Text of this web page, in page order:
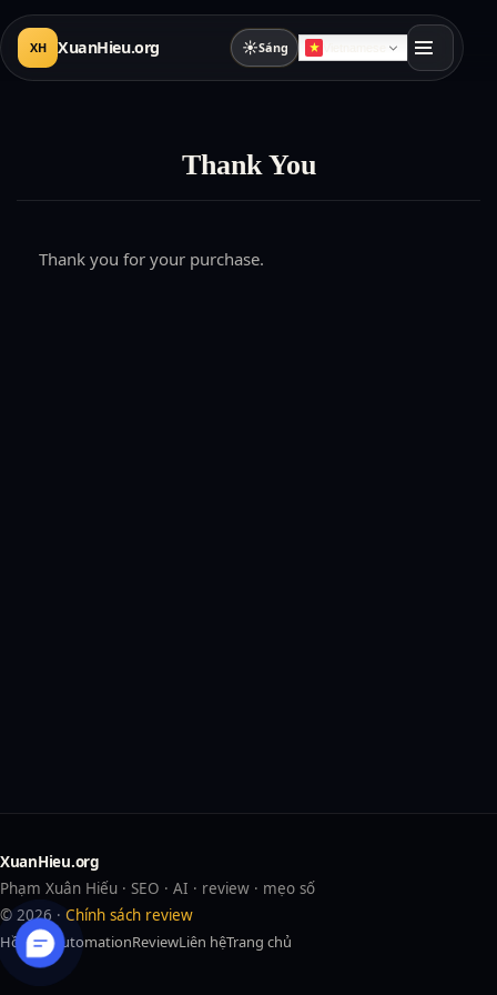
XH XuanHieu.org ☀Sáng
Thank You
Thank you for your purchase.
XuanHieu.org
Phạm Xuân Hiếu · SEO · AI · review · mẹo số
© 2026 · Chính sách review
Hồ sơAIAutomationReviewLiên hệTrang chủ